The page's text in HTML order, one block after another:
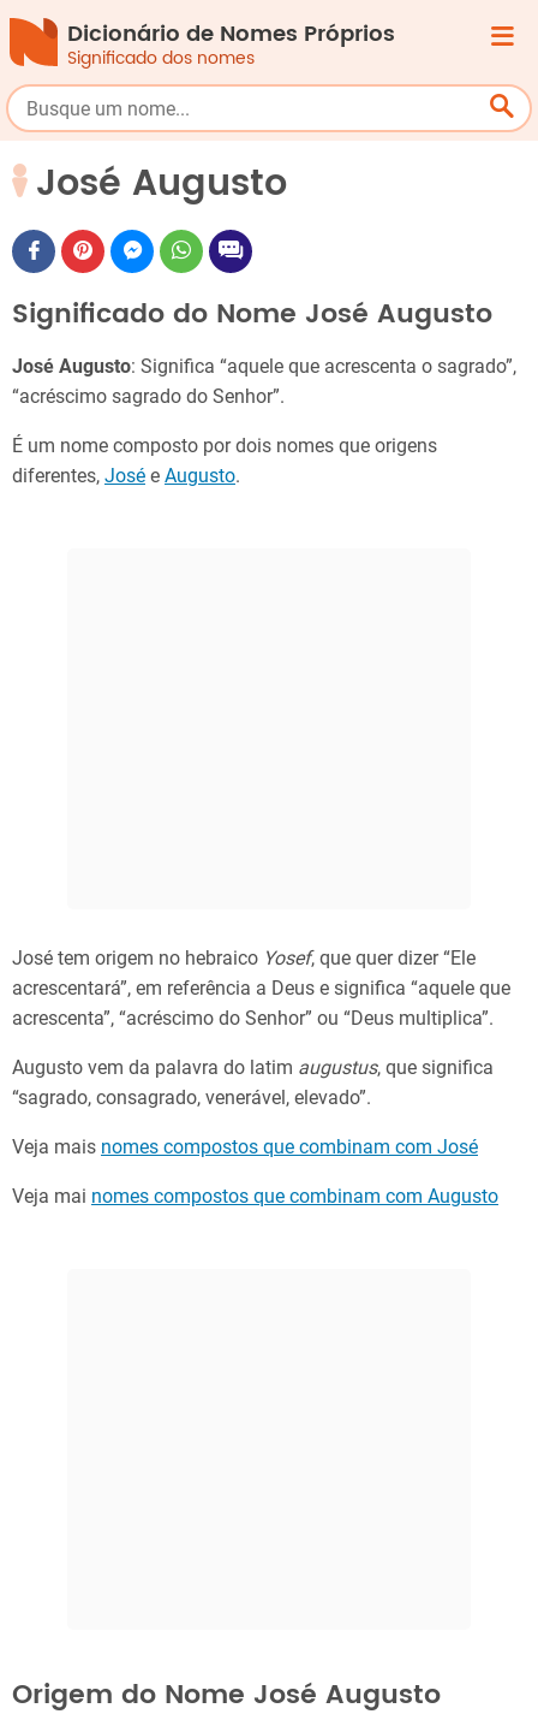
Dicionário de Nomes Próprios
Significado dos nomes
José Augusto
Significado do Nome José Augusto
José Augusto: Significa “aquele que acrescenta o sagrado”,
“acréscimo sagrado do Senhor”.
É um nome composto por dois nomes que origens
diferentes, José e Augusto.
José tem origem no hebraico Yosef, que quer dizer “Ele
acrescentará”, em referência a Deus e significa “aquele que
acrescenta”, “acréscimo do Senhor” ou “Deus multiplica”.
Augusto vem da palavra do latim augustus, que significa
“sagrado, consagrado, venerável, elevado”.
Veja mais nomes compostos que combinam com José
Veja mai nomes compostos que combinam com Augusto
Origem do Nome José Augusto